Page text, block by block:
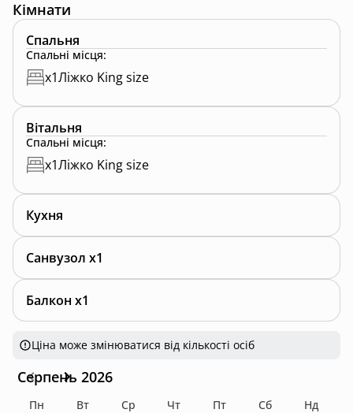
Кімнати
Спальня
Спальні місця:
x1Ліжко King size
Вітальня
Спальні місця:
x1Ліжко King size
Кухня
Санвузол x1
Балкон x1
Ціна може змінюватися від кількості осіб
Серпень 2026
Пн Вт Ср Чт Пт Сб Нд